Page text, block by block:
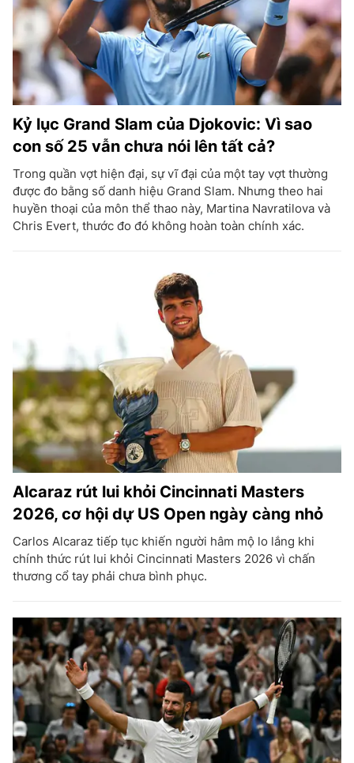
Kỷ lục Grand Slam của Djokovic: Vì sao
con số 25 vẫn chưa nói lên tất cả?
Trong quần vợt hiện đại, sự vĩ đại của một tay vợt thường
được đo bằng số danh hiệu Grand Slam. Nhưng theo hai
huyền thoại của môn thể thao này, Martina Navratilova và
Chris Evert, thước đo đó không hoàn toàn chính xác.
Alcaraz rút lui khỏi Cincinnati Masters
2026, cơ hội dự US Open ngày càng nhỏ
Carlos Alcaraz tiếp tục khiến người hâm mộ lo lắng khi
chính thức rút lui khỏi Cincinnati Masters 2026 vì chấn
thương cổ tay phải chưa bình phục.